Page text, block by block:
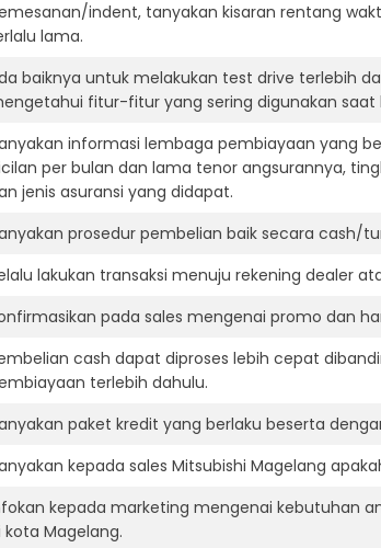
indent, tanyakan kisaran rentang
lama.
baiknya untuk melakukan test drive terlebih
fitur-fitur yang sering digunakan saat
informasi lembaga pembiayaan yang
per bulan dan lama tenor angsurannya,
jenis asuransi yang didapat.
prosedur pembelian baik secara cash/
lakukan transaksi menuju rekening dealer
pada sales mengenai promo dan
cash dapat diproses lebih cepat
terlebih dahulu.
paket kredit yang berlaku beserta
kepada sales Mitsubishi Magelang
kepada marketing mengenai kebutuhan
kota Magelang.